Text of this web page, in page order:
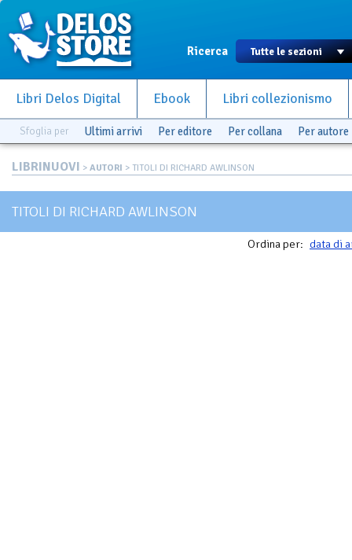
Ricerca
Libri Delos Digital Ebook Libri collezionismo
Sfoglia per Ultimi arrivi Per editore Per collana Per autore
LIBRINUOVI > AUTORI > TITOLI DI RICHARD AWLINSON
TITOLI DI RICHARD AWLINSON
Ordina per: data di